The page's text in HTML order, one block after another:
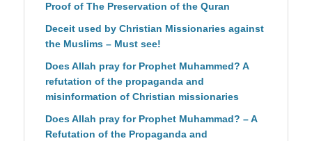
Proof of The Preservation of the Quran
Deceit used by Christian Missionaries against
the Muslims – Must see!
Does Allah pray for Prophet Muhammed? A
refutation of the propaganda and
misinformation of Christian missionaries
Does Allah pray for Prophet Muhammad? – A
Refutation of the Propaganda and